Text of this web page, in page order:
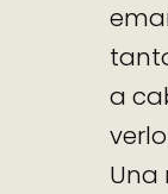
a
Una